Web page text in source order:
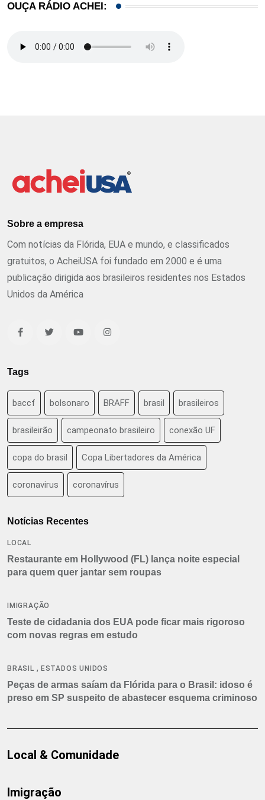
OUÇA RÁDIO ACHEI:
Sobre a empresa
Com notícias da Flórida, EUA e mundo, e classificados
gratuitos, o AcheiUSA foi fundado em 2000 e é uma
publicação dirigida aos brasileiros residentes nos Estados
Unidos da América
Tags
baccf bolsonaro BRAFF brasil brasileiros
brasileirão campeonato brasileiro conexão UF
copa do brasil Copa Libertadores da América
coronavirus coronavírus
Notícias Recentes
LOCAL
Restaurante em Hollywood (FL) lança noite especial
para quem quer jantar sem roupas
IMIGRAÇÃO
Teste de cidadania dos EUA pode ficar mais rigoroso
com novas regras em estudo
BRASIL , ESTADOS UNIDOS
Peças de armas saíam da Flórida para o Brasil: idoso é
preso em SP suspeito de abastecer esquema criminoso
Local & Comunidade
Imigração